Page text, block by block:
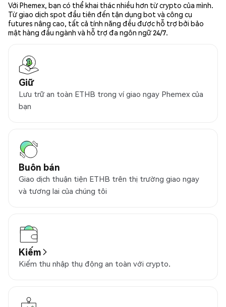
Với Phemex, bạn có thể khai thác nhiều hơn từ crypto của mình.
Từ giao dịch spot đầu tiên đến tận dụng bot và công cụ
futures nâng cao, tất cả tính năng đều được hỗ trợ bởi bảo
mật hàng đầu ngành và hỗ trợ đa ngôn ngữ 24/7.
Giữ
Lưu trữ an toàn ETHB trong ví giao ngay Phemex của
bạn
Buôn bán
Giao dịch thuận tiện ETHB trên thị trường giao ngay
và tương lai của chúng tôi
Kiếm
Kiếm thu nhập thụ động an toàn với crypto.